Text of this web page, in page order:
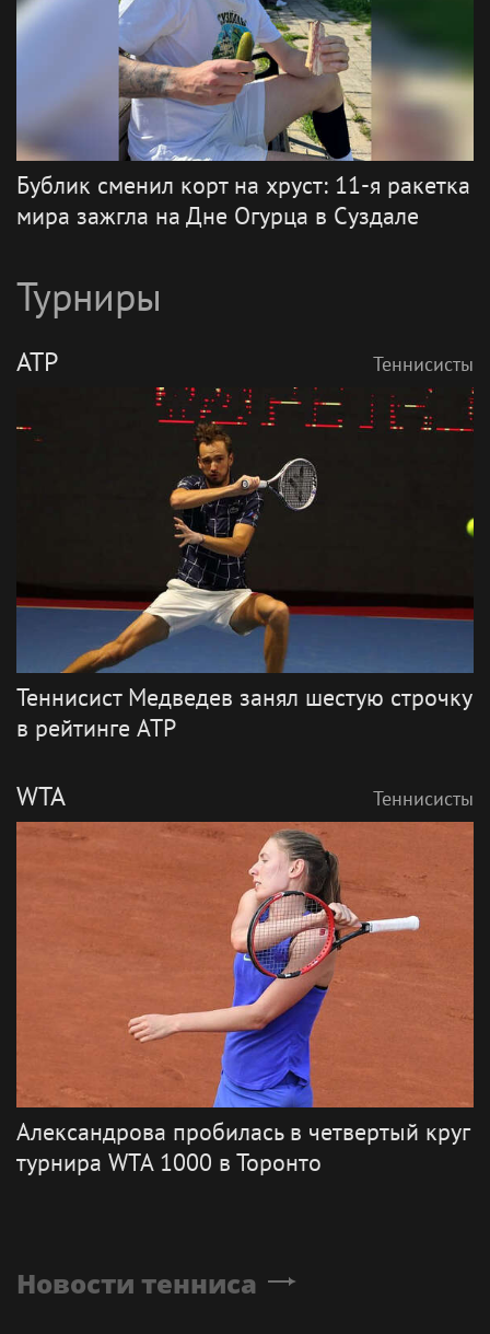
Бублик сменил корт на хруст: 11-я ракетка
мира зажгла на Дне Огурца в Суздале
Турниры
ATP Теннисисты
Теннисист Медведев занял шестую строчку
в рейтинге ATP
WTA Теннисисты
Александрова пробилась в четвертый круг
турнира WTA 1000 в Торонто
Новости тенниса